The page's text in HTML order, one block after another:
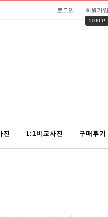
로그인 회원가입
5000 P
진 1:1비교사진 구매후기